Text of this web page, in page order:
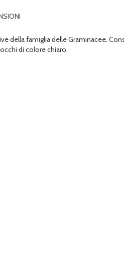
della famiglia delle Graminacee.
di colore chiaro.